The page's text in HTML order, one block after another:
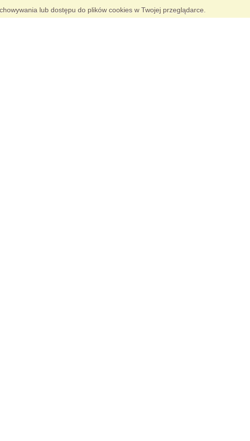
lub dostępu do plików cookies w Twojej przeglądarce.